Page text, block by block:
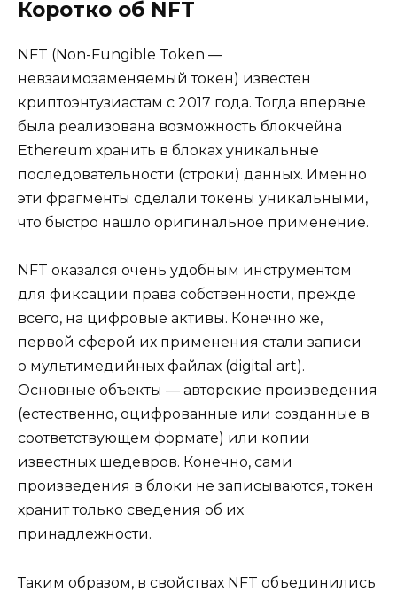
Коротко об NFT
NFT (Non-Fungible Token —
невзаимозаменяемый токен) известен
криптоэнтузиастам с 2017 года. Тогда впервые
была реализована возможность блокчейна
Ethereum хранить в блоках уникальные
последовательности (строки) данных. Именно
эти фрагменты сделали токены уникальными,
что быстро нашло оригинальное применение.
NFT оказался очень удобным инструментом
для фиксации права собственности, прежде
всего, на цифровые активы. Конечно же,
первой сферой их применения стали записи
о мультимедийных файлах (digital art).
Основные объекты — авторские произведения
(естественно, оцифрованные или созданные в
соответствующем формате) или копии
известных шедевров. Конечно, сами
произведения в блоки не записываются, токен
хранит только сведения об их
принадлежности.
Таким образом, в свойствах NFT объединились